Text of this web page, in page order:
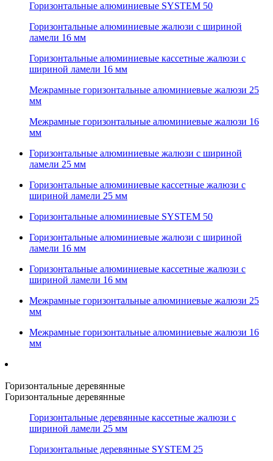
Горизонтальные алюминиевые SYSTEM 50
Горизонтальные алюминиевые жалюзи с шириной
ламели 16 мм
Горизонтальные алюминиевые кассетные жалюзи с
шириной ламели 16 мм
Межрамные горизонтальные алюминиевые жалюзи 25
мм
Межрамные горизонтальные алюминиевые жалюзи 16
мм
Горизонтальные алюминиевые жалюзи с шириной
ламели 25 мм
Горизонтальные алюминиевые кассетные жалюзи с
шириной ламели 25 мм
Горизонтальные алюминиевые SYSTEM 50
Горизонтальные алюминиевые жалюзи с шириной
ламели 16 мм
Горизонтальные алюминиевые кассетные жалюзи с
шириной ламели 16 мм
Межрамные горизонтальные алюминиевые жалюзи 25
мм
Межрамные горизонтальные алюминиевые жалюзи 16
мм
Горизонтальные деревянные
Горизонтальные деревянные
Горизонтальные деревянные кассетные жалюзи с
шириной ламели 25 мм
Горизонтальные деревянные SYSTEM 25